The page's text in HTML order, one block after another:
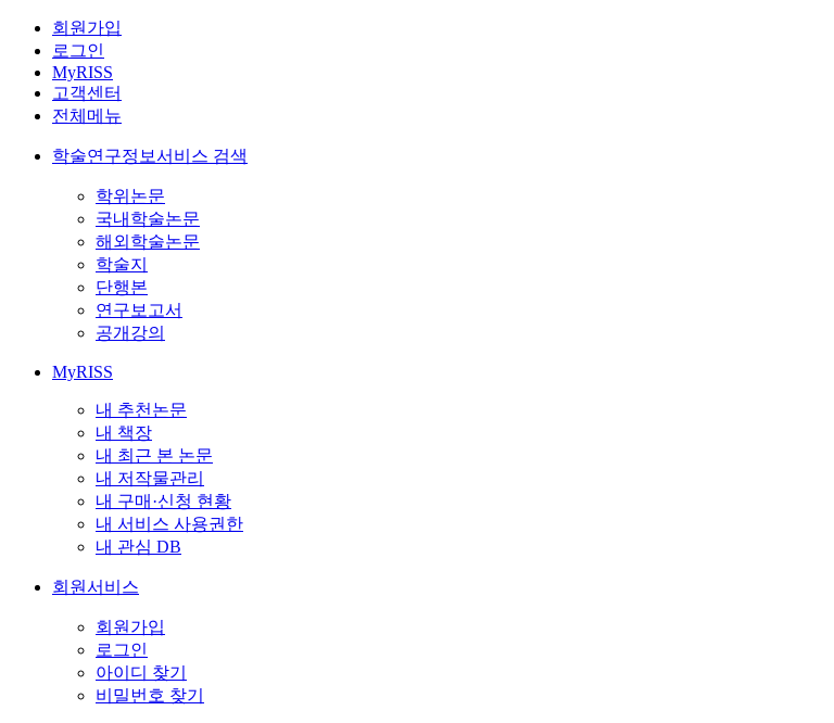
회원가입
로그인
MyRISS
고객센터
전체메뉴
학술연구정보서비스 검색
학위논문
국내학술논문
해외학술논문
학술지
단행본
연구보고서
공개강의
MyRISS
내 추천논문
내 책장
내 최근 본 논문
내 저작물관리
내 구매·신청 현황
내 서비스 사용권한
내 관심 DB
회원서비스
회원가입
로그인
아이디 찾기
비밀번호 찾기